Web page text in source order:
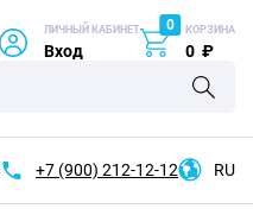
ЛИЧНЫЙ КАБИНЕТ
Вход
0 КОРЗИНА
0 ₽
+7 (900) 212-12-12 RU